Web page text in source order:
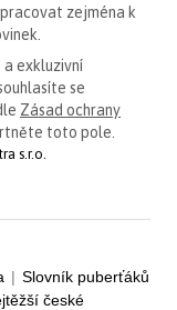
zejména k
exkluzivní
se
Zásad ochrany
toto pole.
s.r.o.
| Slovník puberťáků
české